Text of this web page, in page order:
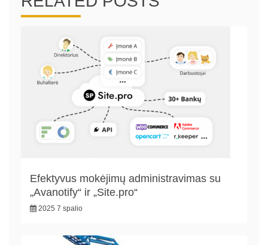
Efektyvus mokėjimų administravimas su
„Avanotify“ ir „Site.pro“
2025 7 spalio